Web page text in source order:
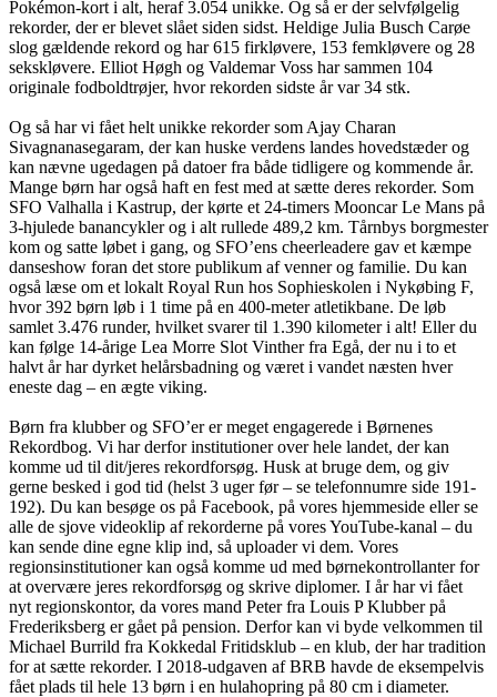
Pokémon-kort i alt, heraf 3.054 unikke. Og så er der selvfølgelig
rekorder, der er blevet slået siden sidst. Heldige Julia Busch Carøe
slog gældende rekord og har 615 firkløvere, 153 femkløvere og 28
sekskløvere. Elliot Høgh og Valdemar Voss har sammen 104
originale fodboldtrøjer, hvor rekorden sidste år var 34 stk.
Og så har vi fået helt unikke rekorder som Ajay Charan
Sivagnanasegaram, der kan huske verdens landes hovedstæder og
kan nævne ugedagen på datoer fra både tidligere og kommende år.
Mange børn har også haft en fest med at sætte deres rekorder. Som
SFO Valhalla i Kastrup, der kørte et 24-timers Mooncar Le Mans på
3-hjulede banancykler og i alt rullede 489,2 km. Tårnbys borgmester
kom og satte løbet i gang, og SFO’ens cheerleadere gav et kæmpe
danseshow foran det store publikum af venner og familie. Du kan
også læse om et lokalt Royal Run hos Sophieskolen i Nykøbing F,
hvor 392 børn løb i 1 time på en 400-meter atletikbane. De løb
samlet 3.476 runder, hvilket svarer til 1.390 kilometer i alt! Eller du
kan følge 14-årige Lea Morre Slot Vinther fra Egå, der nu i to et
halvt år har dyrket helårsbadning og været i vandet næsten hver
eneste dag – en ægte viking.
Børn fra klubber og SFO’er er meget engagerede i Børnenes
Rekordbog. Vi har derfor institutioner over hele landet, der kan
komme ud til dit/jeres rekordforsøg. Husk at bruge dem, og giv
gerne besked i god tid (helst 3 uger før – se telefonnumre side 191-
192). Du kan besøge os på Facebook, på vores hjemmeside eller se
alle de sjove videoklip af rekorderne på vores YouTube-kanal – du
kan sende dine egne klip ind, så uploader vi dem. Vores
regionsinstitutioner kan også komme ud med børnekontrollanter for
at overvære jeres rekordforsøg og skrive diplomer. I år har vi fået
nyt regionskontor, da vores mand Peter fra Louis P Klubber på
Frederiksberg er gået på pension. Derfor kan vi byde velkommen til
Michael Burrild fra Kokkedal Fritidsklub – en klub, der har tradition
for at sætte rekorder. I 2018-udgaven af BRB havde de eksempelvis
fået plads til hele 13 børn i en hulahopring på 80 cm i diameter.